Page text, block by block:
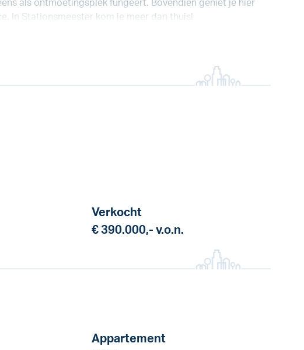
als ontmoetingsplek fungeert. Bovendien geniet je hier
In Stationsmeester kom je meer dan thuis!
Verkocht
€ 390.000,- v.o.n.
Appartement